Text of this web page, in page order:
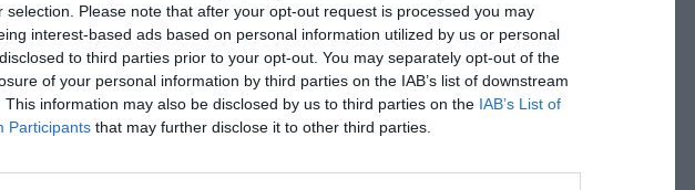
selection. Please note that after your opt-out request is processed you may
interest-based ads based on personal information utilized by us or personal
to third parties prior to your opt-out. You may separately opt-out of the
of your personal information by third parties on the IAB’s list of downstream
This information may also be disclosed by us to third parties on the IAB’s List of
Participants that may further disclose it to other third parties.